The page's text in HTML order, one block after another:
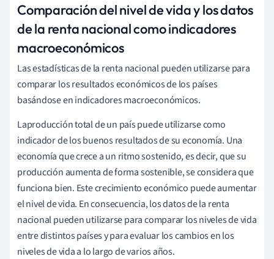
Comparación del nivel de vida y los datos
de la renta nacional como indicadores
macroeconómicos
Las estadísticas de la renta nacional pueden utilizarse para
comparar los resultados económicos de los países
basándose en indicadores macroeconómicos.
Laproducción total de un país puede utilizarse como
indicador de los buenos resultados de su economía. Una
economía que crece a un ritmo sostenido, es decir, que su
producción aumenta de forma sostenible, se considera que
funciona bien. Este crecimiento económico puede aumentar
el nivel de vida. En consecuencia, los datos de la renta
nacional pueden utilizarse para comparar los niveles de vida
entre distintos países y para evaluar los cambios en los
niveles de vida a lo largo de varios años.